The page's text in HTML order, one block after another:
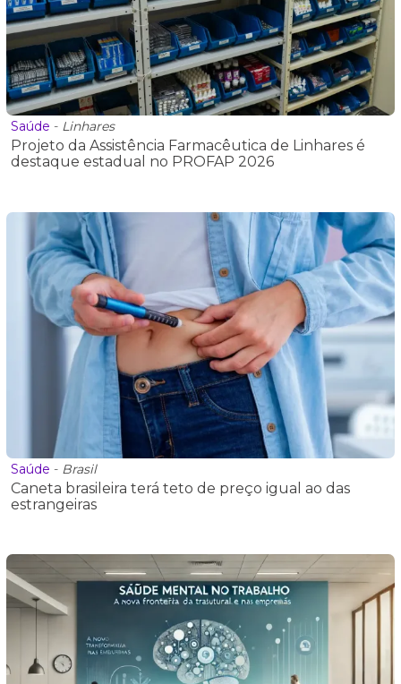
Saúde - Linhares
Projeto da Assistência Farmacêutica de Linhares é
destaque estadual no PROFAP 2026
Saúde - Brasil
Caneta brasileira terá teto de preço igual ao das
estrangeiras